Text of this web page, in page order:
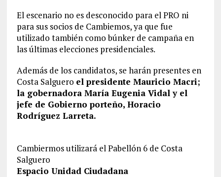
El escenario no es desconocido para el PRO ni
para sus socios de Cambiemos, ya que fue
utilizado también como búnker de campaña en
las últimas elecciones presidenciales.
Además de los candidatos, se harán presentes en
Costa Salguero el presidente Mauricio Macri;
la gobernadora María Eugenia Vidal y el
jefe de Gobierno porteño, Horacio
Rodríguez Larreta.
Cambiermos utilizará el Pabellón 6 de Costa
Salguero
Espacio Unidad Ciudadana